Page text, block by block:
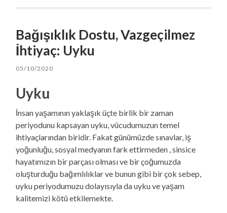
Bağışıklık Dostu, Vazgeçilmez
İhtiyaç: Uyku
05/10/2020
Uyku
İnsan yaşamının yaklaşık üçte birlik bir zaman
periyodunu kapsayan uyku, vücudumuzun temel
ihtiyaçlarından biridir. Fakat günümüzde sınavlar, iş
yoğunluğu, sosyal medyanın fark ettirmeden , sinsice
hayatımızın bir parçası olması ve bir çoğumuzda
oluşturduğu bağımlılıklar ve bunun gibi bir çok sebep,
uyku periyodumuzu dolayısıyla da uyku ve yaşam
kalitemizi kötü etkilemekte.